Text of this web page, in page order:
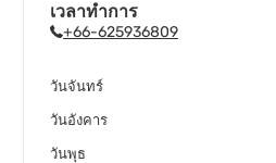
เวลาทำการ
+66-625936809
วันจันทร์
วันอังคาร
วันพุธ